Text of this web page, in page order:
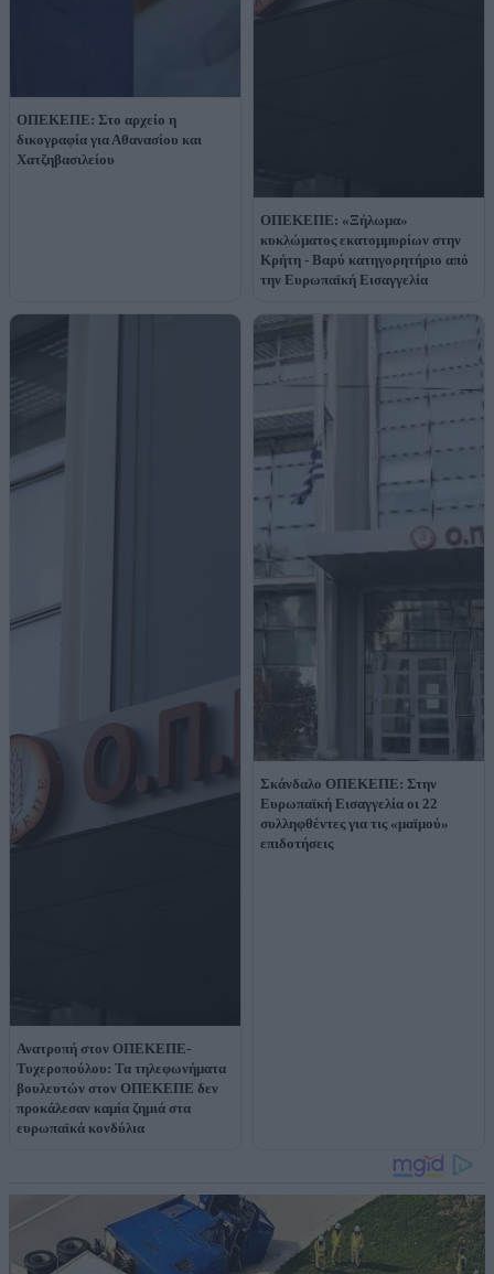
ΟΠΕΚΕΠΕ: Στο αρχείο η
δικογραφία για Αθανασίου και
Χατζηβασιλείου
ΟΠΕΚΕΠΕ: «Ξήλωμα»
κυκλώματος εκατομμυρίων στην
Κρήτη - Βαρύ κατηγορητήριο από
την Ευρωπαϊκή Εισαγγελία
Ανατροπή στον ΟΠΕΚΕΠΕ-
Τυχεροπούλου: Τα τηλεφωνήματα
βουλευτών στον ΟΠΕΚΕΠΕ δεν
προκάλεσαν καμία ζημιά στα
ευρωπαϊκά κονδύλια
Σκάνδαλο ΟΠΕΚΕΠΕ: Στην
Ευρωπαϊκή Εισαγγελία οι 22
συλληφθέντες για τις «μαϊμού»
επιδοτήσεις